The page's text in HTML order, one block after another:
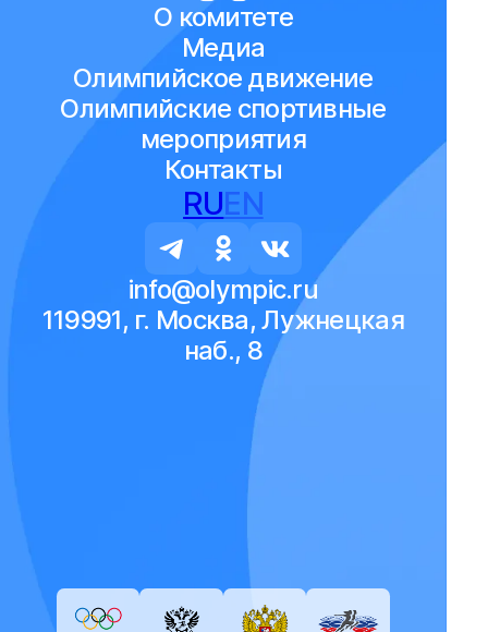
О комитете
Медиа
Олимпийское движение
Олимпийские спортивные
мероприятия
Контакты
RUEN
info@olympic.ru
119991, г. Москва, Лужнецкая
наб., 8